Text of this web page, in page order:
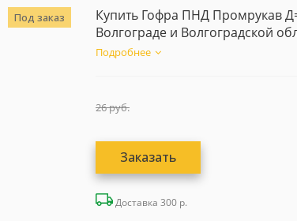
Под заказ
Купить Гофра ПНД Промрукав
Волгограде и Волгоградской
Подробнее
26руб.
Заказать
Доставка 300 р.